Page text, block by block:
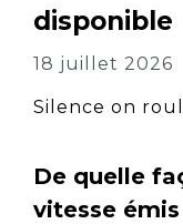
disponible
18 juillet 2026
Silence on
De quelle
vitesse